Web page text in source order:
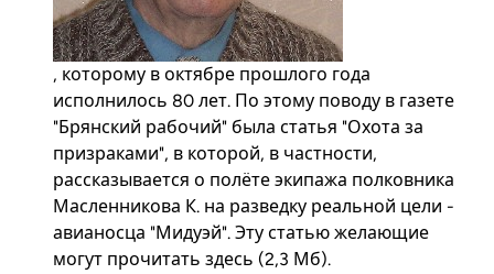
, которому в октябре прошлого года
исполнилось 80 лет. По этому поводу в газете
"Брянский рабочий" была статья "Охота за
призраками", в которой, в частности,
рассказывается о полёте экипажа полковника
Масленникова К. на разведку реальной цели -
авианосца "Мидуэй". Эту статью желающие
могут прочитать здесь (2,3 Мб).